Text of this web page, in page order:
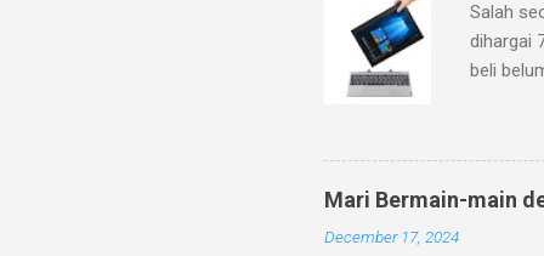
Salah
dihargai
beli
dan
mineral
dengan
bahwa
Mari Bermain-main
December 17, 2024